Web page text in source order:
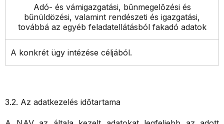
Adó- és vámigazgatási, bűnmegelőzési és
bűnüldözési, valamint rendészeti és igazgatási,
továbbá az egyéb feladatellátásból fakadó adatok
A konkrét ügy intézése céljából.
3.2. Az adatkezelés időtartama